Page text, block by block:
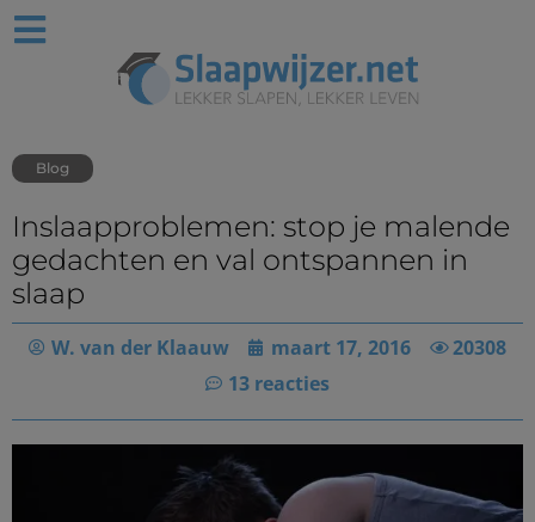
Blog
Inslaapproblemen: stop je malende
gedachten en val ontspannen in
slaap
W. van der Klaauw maart 17, 2016
20308
13 reacties